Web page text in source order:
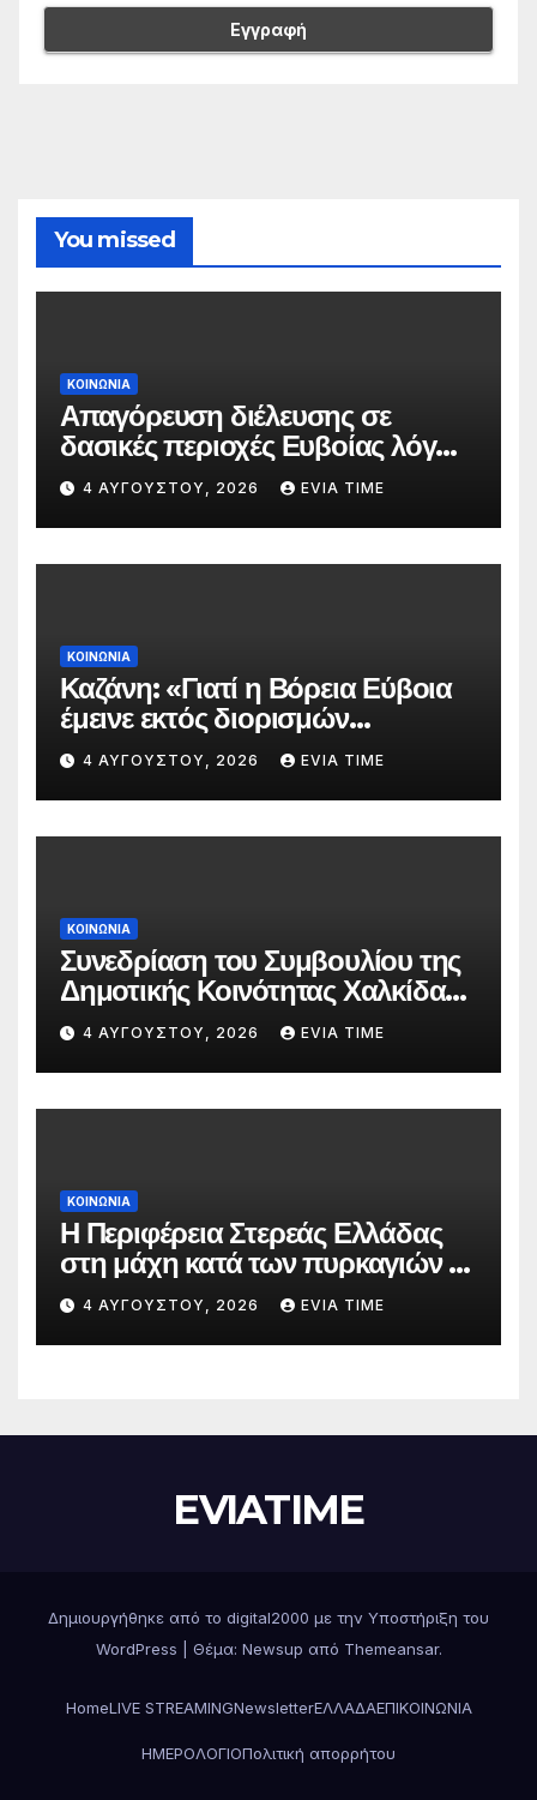
You missed
ΚΟΙΝΩΝΙΑ
Απαγόρευση διέλευσης σε
δασικές περιοχές Ευβοίας λόγω
πολύ υψηλού κινδύνου
πυρκαγιάς
4 ΑΥΓΟΎΣΤΟΥ, 2026 EVIA TIME
ΚΟΙΝΩΝΙΑ
Καζάνη: «Γιατί η Βόρεια Εύβοια
έμεινε εκτός διορισμών
δασκάλων;»
4 ΑΥΓΟΎΣΤΟΥ, 2026 EVIA TIME
ΚΟΙΝΩΝΙΑ
Συνεδρίαση του Συμβουλίου της
Δημοτικής Κοινότητας Χαλκίδας
την 5 Αυγούστου
4 ΑΥΓΟΎΣΤΟΥ, 2026 EVIA TIME
ΚΟΙΝΩΝΙΑ
Η Περιφέρεια Στερεάς Ελλάδας
στη μάχη κατά των πυρκαγιών –
Δράσεις και στήριξη σε πέντε
περιφερειακές ενότητες
4 ΑΥΓΟΎΣΤΟΥ, 2026 EVIA TIME
EVIATIME
Δημιουργήθηκε από το digital2000 με την Υποστήριξη του
WordPress
Θέμα: Newsup από Themeansar.
HomeLIVE STREAMINGNewsletterΕΛΛΑΔΑΕΠΙΚΟΙΝΩΝΙΑ
ΗΜΕΡΟΛΟΓΙΟΠολιτική απορρήτου